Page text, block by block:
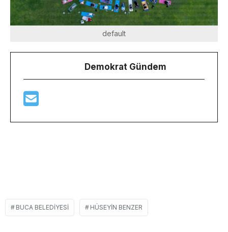
default
Demokrat Gündem
BUCA BELEDIYESI HÜSEYIN BENZER